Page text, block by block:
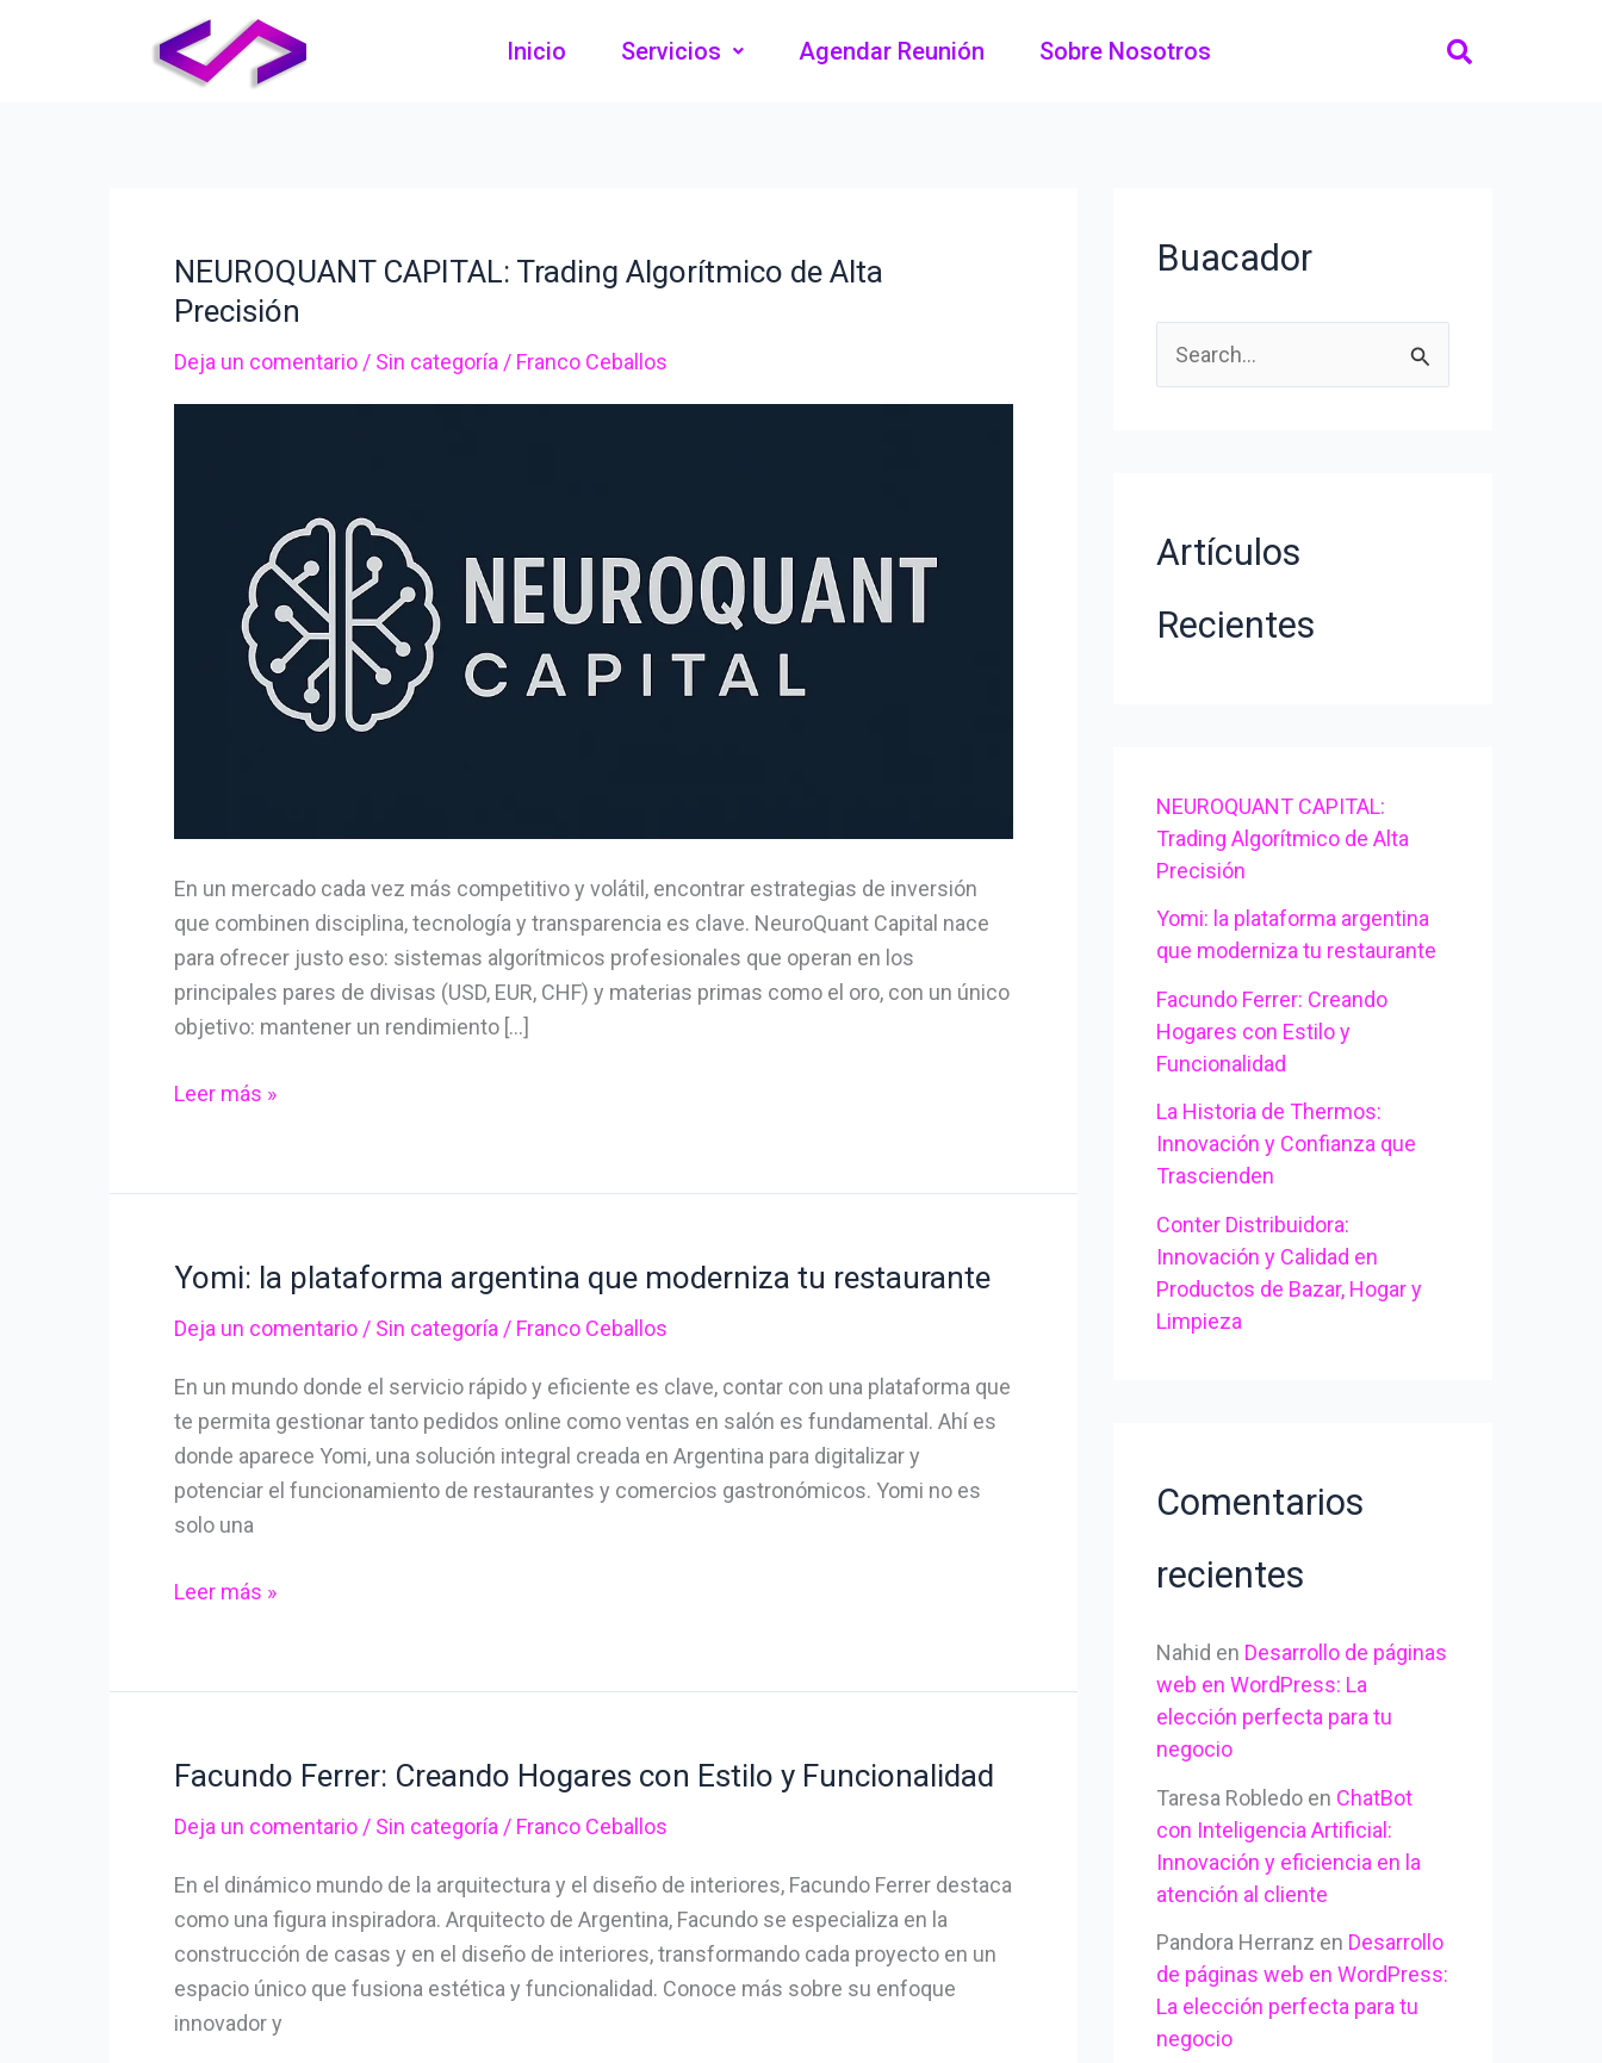
Inicio Servicios Agendar Reunión Sobre Nosotros
NEUROQUANT CAPITAL: Trading Algorítmico de Alta
Precisión
Deja un comentario / Sin categoría / Franco Ceballos
En un mercado cada vez más competitivo y volátil, encontrar estrategias de inversión
que combinen disciplina, tecnología y transparencia es clave. NeuroQuant Capital nace
para ofrecer justo eso: sistemas algorítmicos profesionales que operan en los
principales pares de divisas (USD, EUR, CHF) y materias primas como el oro, con un único
objetivo: mantener un rendimiento […]
NEUROQUANT
CAPITAL:
Algorítmico
de
Leer más »
Yomi: la plataforma argentina que moderniza tu restaurante
Deja un comentario / Sin categoría / Franco Ceballos
En un mundo donde el servicio rápido y eficiente es clave, contar con una plataforma que
te permita gestionar tanto pedidos online como ventas en salón es fundamental. Ahí es
donde aparece Yomi, una solución integral creada en Argentina para digitalizar y
potenciar el funcionamiento de restaurantes y comercios gastronómicos. Yomi no es
solo una
Yomi:
plataforma
argentina
que
moderniza
tu
restaurante
Leer más »
Facundo Ferrer: Creando Hogares con Estilo y Funcionalidad
Deja un comentario / Sin categoría / Franco Ceballos
En el dinámico mundo de la arquitectura y el diseño de interiores, Facundo Ferrer destaca
como una figura inspiradora. Arquitecto de Argentina, Facundo se especializa en la
construcción de casas y en el diseño de interiores, transformando cada proyecto en un
espacio único que fusiona estética y funcionalidad. Conoce más sobre su enfoque
innovador y
Facundo
Creando
Hogares
con
Estilo
y
Funcionalidad
Buacador
p
Artículos
Recientes
NEUROQUANT CAPITAL:
Trading Algorítmico de Alta
Precisión
Yomi: la plataforma argentina
que moderniza tu restaurante
Facundo Ferrer: Creando
Hogares con Estilo y
Funcionalidad
La Historia de Thermos:
Innovación y Confianza que
Trascienden
Conter Distribuidora:
Innovación y Calidad en
Productos de Bazar, Hogar y
Limpieza
Comentarios
recientes
Nahid en Desarrollo de páginas
web en WordPress: La
elección perfecta para tu
negocio
Taresa Robledo en ChatBot
con Inteligencia Artificial:
Innovación y eficiencia en la
atención al cliente
Pandora Herranz en Desarrollo
de páginas web en WordPress:
La elección perfecta para tu
negocio